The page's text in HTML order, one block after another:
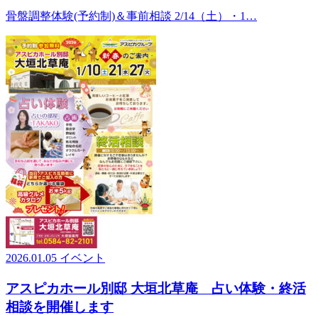
骨盤調整体験(予約制)＆事前相談 2/14（土）・1…
2026.01.05 イベント
アスピカホール別邸 大垣北草庵 占い体験・終活
相談を開催します